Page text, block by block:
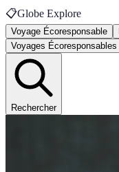
📋Globe Explore
Voyage Écoresponsable
Voyages Écoresponsables
Rechercher